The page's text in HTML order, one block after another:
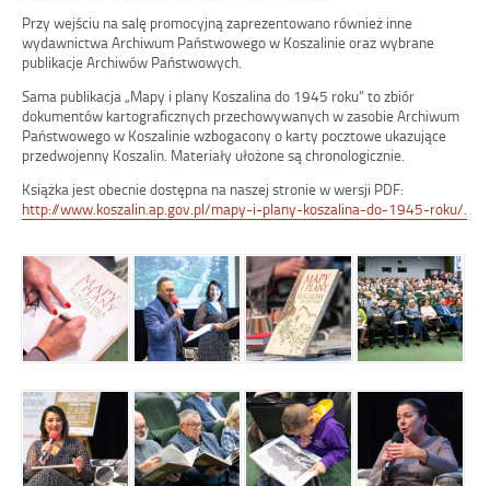
Przy wejściu na salę promocyjną zaprezentowano również inne
wydawnictwa Archiwum Państwowego w Koszalinie oraz wybrane
publikacje Archiwów Państwowych.
Sama publikacja „Mapy i plany Koszalina do 1945 roku” to zbiór
dokumentów kartograficznych przechowywanych w zasobie Archiwum
Państwowego w Koszalinie wzbogacony o karty pocztowe ukazujące
przedwojenny Koszalin. Materiały ułożone są chronologicznie.
Książka jest obecnie dostępna na naszej stronie w wersji PDF:
http://www.koszalin.ap.gov.pl/mapy-i-plany-koszalina-do-1945-roku/.